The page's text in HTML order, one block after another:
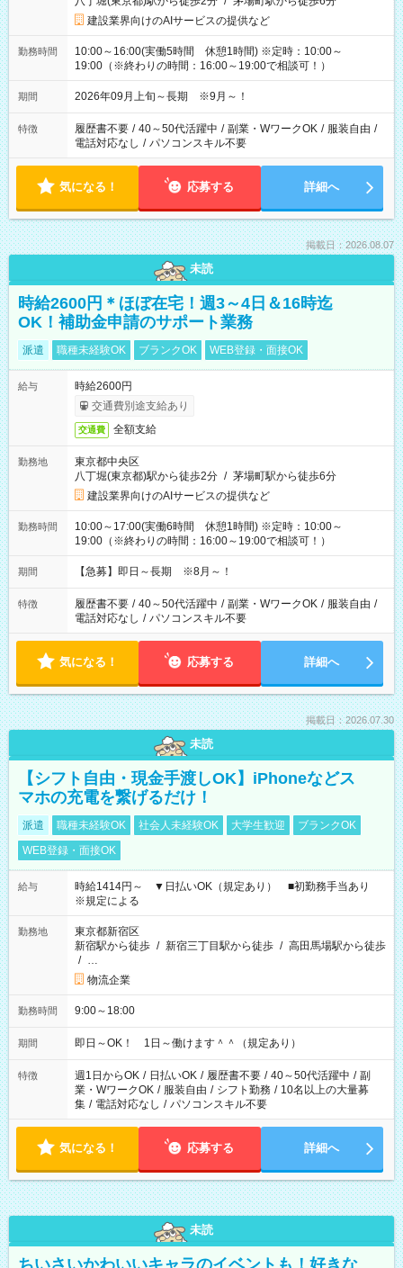
建設業界向けのAIサービスの提供など
勤務時間
10:00～16:00(実働5時間 休憩1時間) ※定時：10:00～
19:00（※終わりの時間：16:00～19:00で相談可！）
期間 2026年09月上旬～長期 ※9月～！
特徴 履歴書不要 / 40～50代活躍中 / 副業・WワークOK / 服装自由 /
電話対応なし / パソコンスキル不要
気になる！ 応募する 詳細へ
掲載日：2026.08.07
未読
時給2600円＊ほぼ在宅！週3～4日＆16時迄
OK！補助金申請のサポート業務
派遣 職種未経験OK ブランクOK WEB登録・面接OK
給与
時給2600円
交通費別途支給あり
交通費 全額支給
勤務地
東京都中央区
八丁堀(東京都)駅から徒歩2分 / 茅場町駅から徒歩6分
建設業界向けのAIサービスの提供など
勤務時間
10:00～17:00(実働6時間 休憩1時間) ※定時：10:00～
19:00（※終わりの時間：16:00～19:00で相談可！）
期間 【急募】即日～長期 ※8月～！
特徴 履歴書不要 / 40～50代活躍中 / 副業・WワークOK / 服装自由 /
電話対応なし / パソコンスキル不要
気になる！ 応募する 詳細へ
掲載日：2026.07.30
未読
【シフト自由・現金手渡しOK】iPhoneなどス
マホの充電を繋げるだけ！
派遣 職種未経験OK 社会人未経験OK 大学生歓迎
ブランクOK
WEB登録・面接OK
給与
時給1414円～ ▼日払いOK（規定あり） ■初勤務手当あり
※規定による
勤務地
東京都新宿区
新宿駅から徒歩 / 新宿三丁目駅から徒歩 / 高田馬場駅から徒歩
/ …
物流企業
勤務時間 9:00～18:00
期間 即日～OK！ 1日～働けます＾＾（規定あり）
特徴 週1日からOK / 日払いOK / 履歴書不要 / 40～50代活躍中 / 副
業・WワークOK / 服装自由 / シフト勤務 / 10名以上の大量募
集 / 電話対応なし / パソコンスキル不要
気になる！ 応募する 詳細へ
未読
ちいさいかわいいキャラのイベントも！好きな